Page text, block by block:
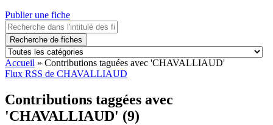
Publier une fiche
Recherche de fiches
Accueil » Contributions taguées avec 'CHAVALLIAUD'
Flux RSS de CHAVALLIAUD
Contributions taggées avec
'CHAVALLIAUD' (9)